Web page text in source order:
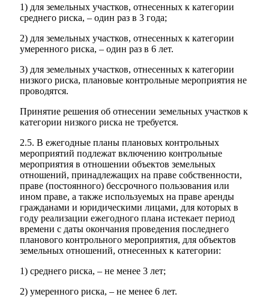
1) для земельных участков, отнесенных к категории
среднего риска, – один раз в 3 года;
2) для земельных участков, отнесенных к категории
умеренного риска, – один раз в 6 лет.
3) для земельных участков, отнесенных к категории
низкого риска, плановые контрольные мероприятия не
проводятся.
Принятие решения об отнесении земельных участков к
категории низкого риска не требуется.
2.5. В ежегодные планы плановых контрольных
мероприятий подлежат включению контрольные
мероприятия в отношении объектов земельных
отношений, принадлежащих на праве собственности,
праве (постоянного) бессрочного пользования или
ином праве, а также используемых на праве аренды
гражданами и юридическими лицами, для которых в
году реализации ежегодного плана истекает период
времени с даты окончания проведения последнего
планового контрольного мероприятия, для объектов
земельных отношений, отнесенных к категории:
1) среднего риска, – не менее 3 лет;
2) умеренного риска, – не менее 6 лет.